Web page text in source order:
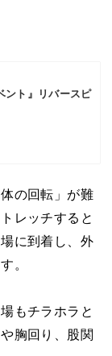
ント』リバースピ
の回転」が難
レッチすると
に到着し、外
。
もチラホラと
胸回り、股関